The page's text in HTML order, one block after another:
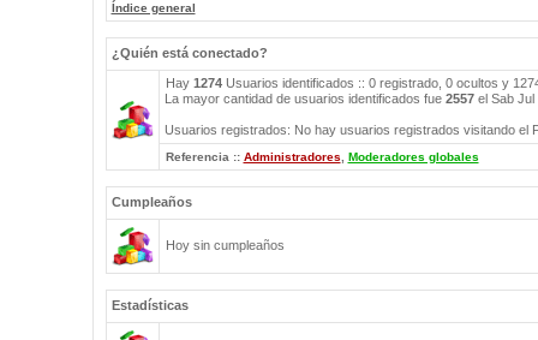
Índice general
¿Quién está conectado?
Hay 1274Usuarios identificados :: 0 registrado, 0 ocultos y
La mayor cantidad de usuarios identificados fue 2557el Sab Jul
Usuarios registrados: No hay usuarios registrados visitando el
Referencia :: Administradores Moderadores globales
Cumpleaños
Hoy sin cumpleaños
Estadísticas